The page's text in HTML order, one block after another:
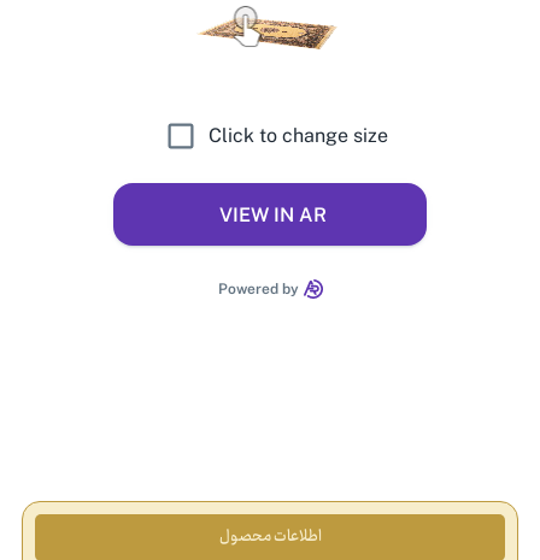
اطلاعات محصول